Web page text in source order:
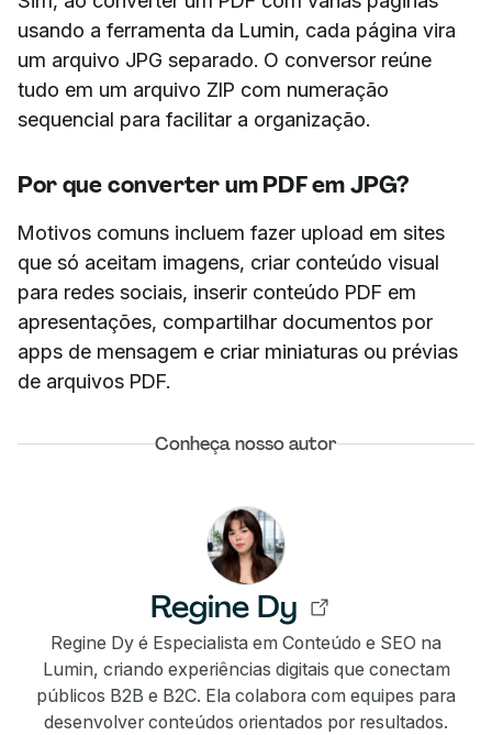
usando a ferramenta da Lumin, cada página vira
um arquivo JPG separado. O conversor reúne
tudo em um arquivo ZIP com numeração
sequencial para facilitar a organização.
Por que converter um PDF em JPG?
Motivos comuns incluem fazer upload em sites
que só aceitam imagens, criar conteúdo visual
para redes sociais, inserir conteúdo PDF em
apresentações, compartilhar documentos por
apps de mensagem e criar miniaturas ou prévias
de arquivos PDF.
Conheça nosso autor
Regine Dy
Regine Dy é Especialista em Conteúdo e SEO na
Lumin, criando experiências digitais que conectam
públicos B2B e B2C. Ela colabora com equipes para
desenvolver conteúdos orientados por resultados.